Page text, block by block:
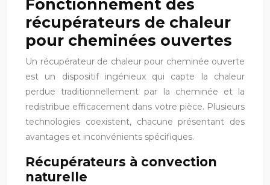
Fonctionnement des
récupérateurs de chaleur
pour cheminées ouvertes
Un récupérateur de chaleur pour cheminée ouverte
est un dispositif ingénieux qui capte la chaleur
perdue traditionnellement par la cheminée et la
redistribue efficacement dans votre pièce. Plusieurs
technologies coexistent, chacune présentant des
avantages et inconvénients spécifiques.
Récupérateurs à convection
naturelle